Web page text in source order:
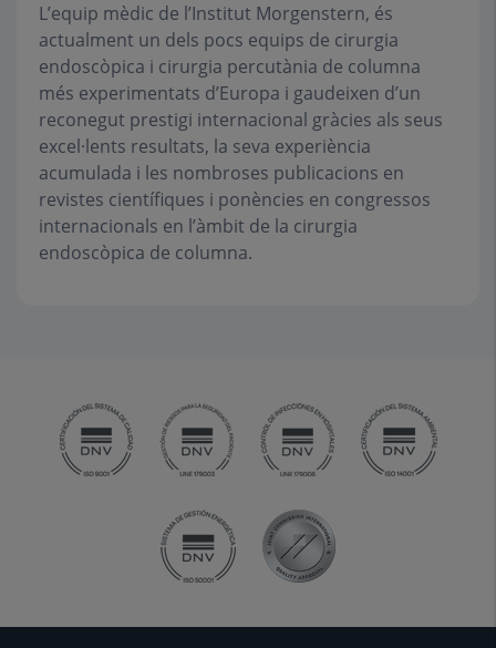
L’equip mèdic de l’Institut Morgenstern, és
actualment un dels pocs equips de cirurgia
endoscòpica i cirurgia percutània de columna
més experimentats d’Europa i gaudeixen d’un
reconegut prestigi internacional gràcies als seus
excel·lents resultats, la seva experiència
acumulada i les nombroses publicacions en
revistes científiques i ponències en congressos
internacionals en l’àmbit de la cirurgia
endoscòpica de columna.